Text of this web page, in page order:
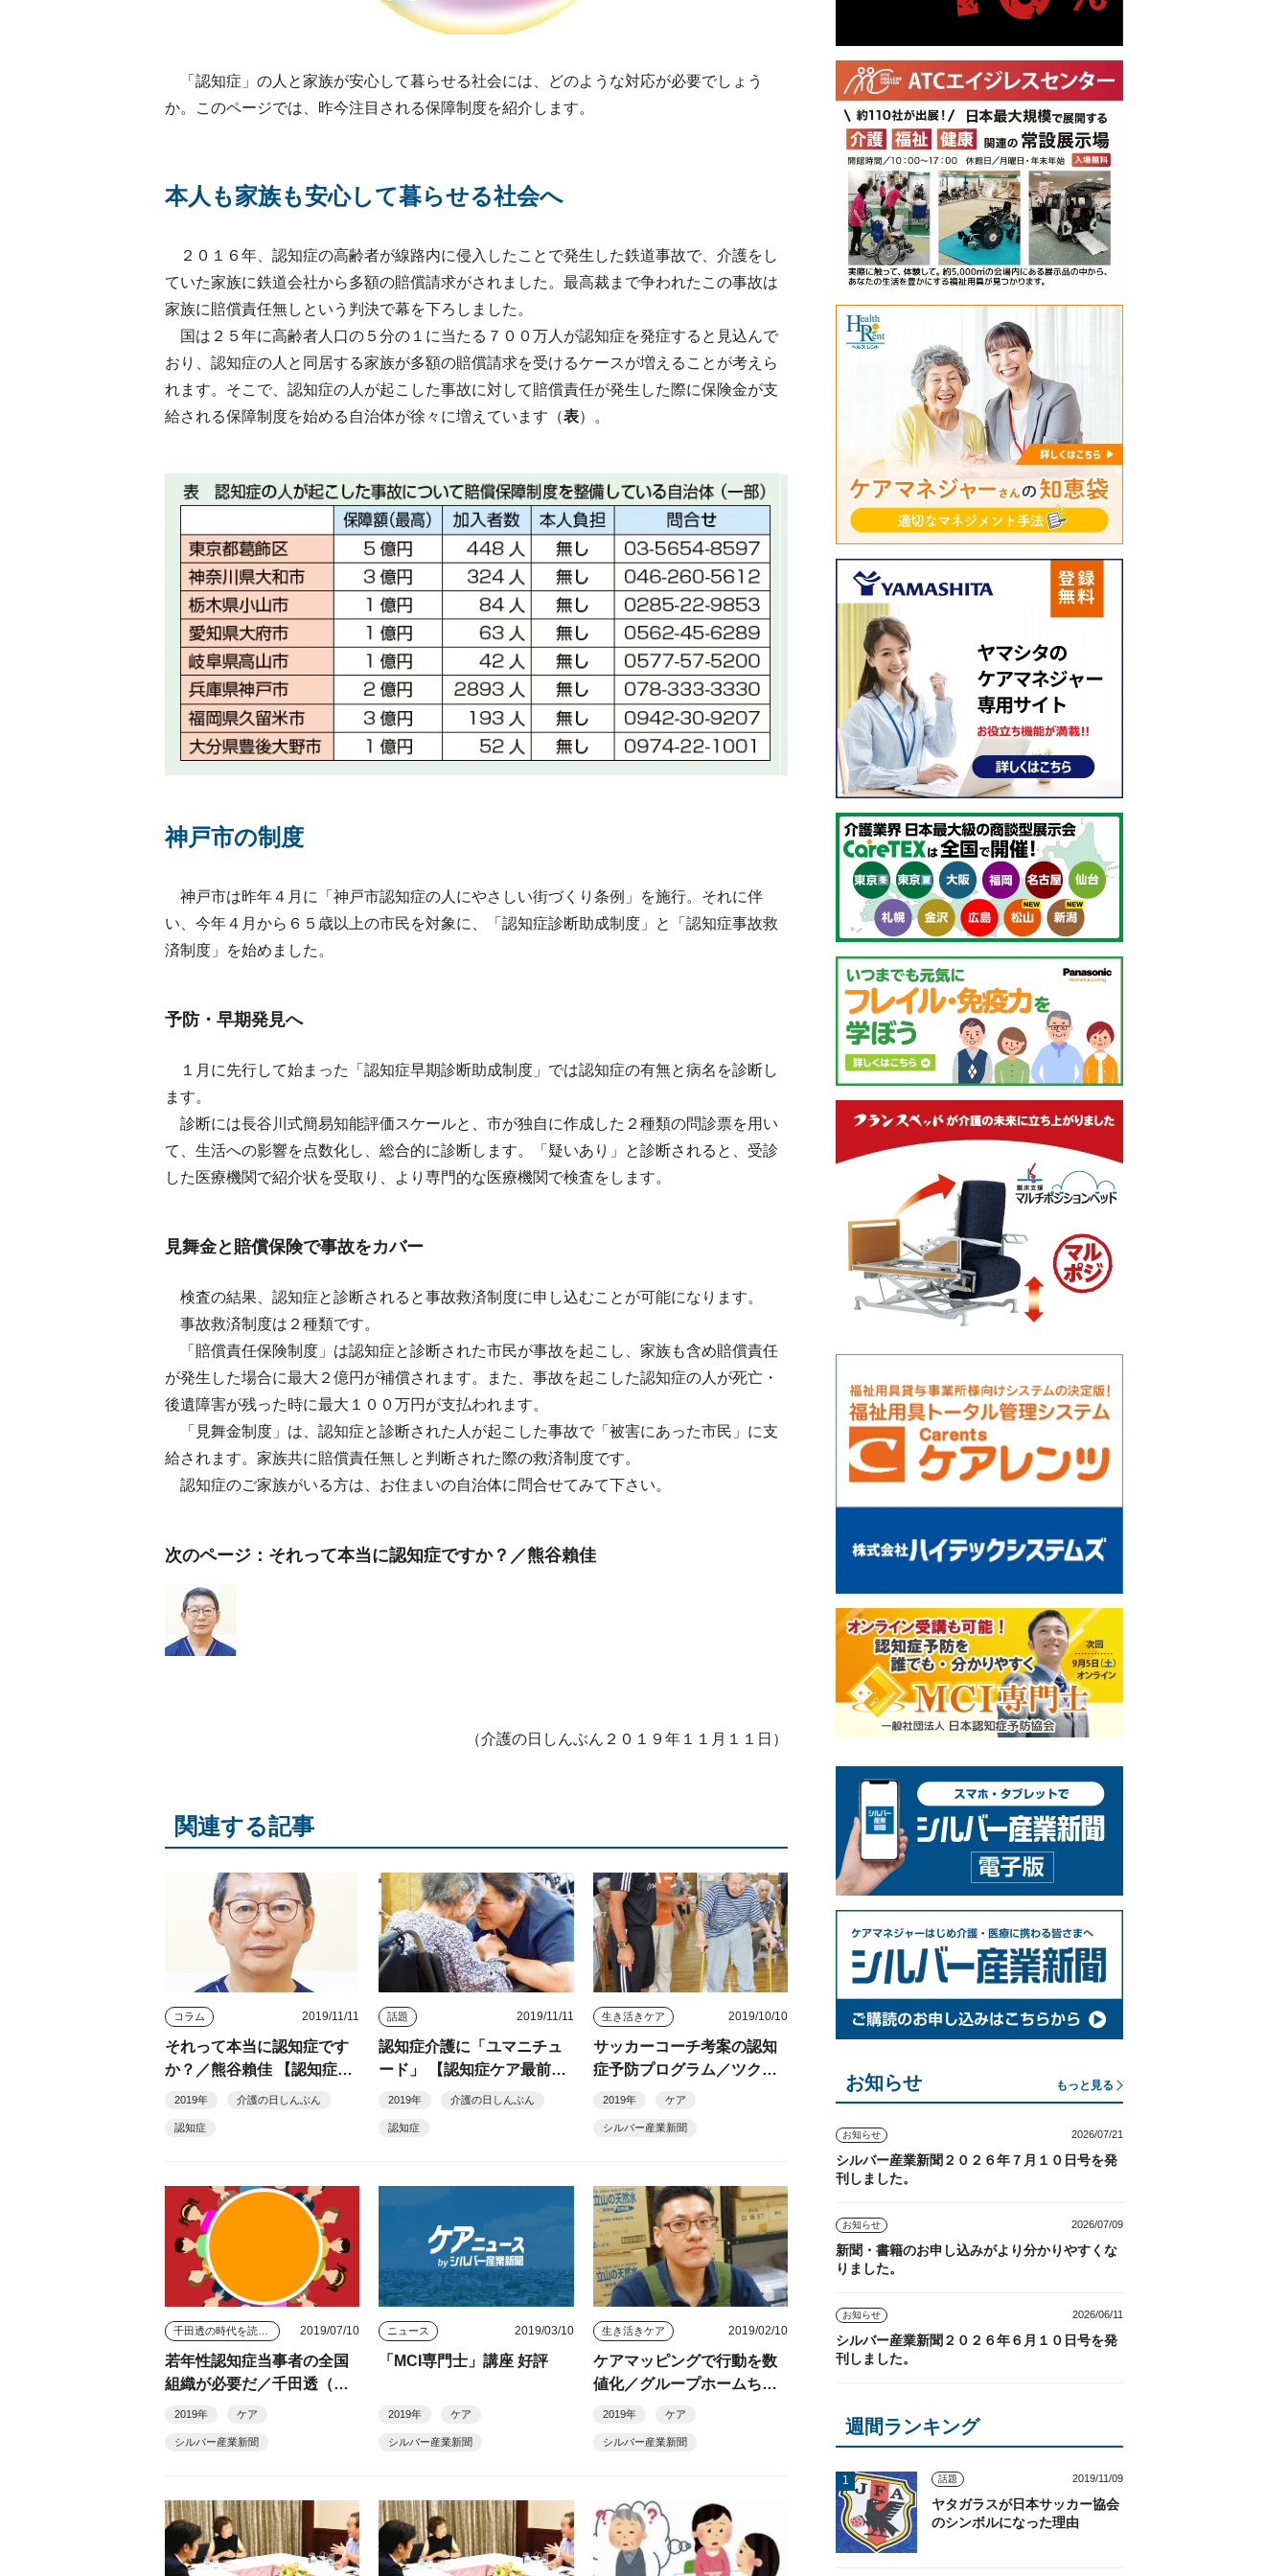
「認知症」の人と家族が安心して暮らせる社会には、どのような対応が必要でしょう
か。このページでは、昨今注目される保障制度を紹介します。
本人も家族も安心して暮らせる社会へ
２０１６年、認知症の高齢者が線路内に侵入したことで発生した鉄道事故で、介護をし
ていた家族に鉄道会社から多額の賠償請求がされました。最高裁まで争われたこの事故は
家族に賠償責任無しという判決で幕を下ろしました。
国は２５年に高齢者人口の５分の１に当たる７００万人が認知症を発症すると見込んで
おり、認知症の人と同居する家族が多額の賠償請求を受けるケースが増えることが考えら
れます。そこで、認知症の人が起こした事故に対して賠償責任が発生した際に保険金が支
給される保障制度を始める自治体が徐々に増えています（表）。
神戸市の制度
神戸市は昨年４月に「神戸市認知症の人にやさしい街づくり条例」を施行。それに伴
い、今年４月から６５歳以上の市民を対象に、「認知症診断助成制度」と「認知症事故救
済制度」を始めました。
予防・早期発見へ
１月に先行して始まった「認知症早期診断助成制度」では認知症の有無と病名を診断し
ます。
診断には長谷川式簡易知能評価スケールと、市が独自に作成した２種類の問診票を用い
て、生活への影響を点数化し、総合的に診断します。「疑いあり」と診断されると、受診
した医療機関で紹介状を受取り、より専門的な医療機関で検査をします。
見舞金と賠償保険で事故をカバー
検査の結果、認知症と診断されると事故救済制度に申し込むことが可能になります。
事故救済制度は２種類です。
「賠償責任保険制度」は認知症と診断された市民が事故を起こし、家族も含め賠償責任
が発生した場合に最大２億円が補償されます。また、事故を起こした認知症の人が死亡・
後遺障害が残った時に最大１００万円が支払われます。
「見舞金制度」は、認知症と診断された人が起こした事故で「被害にあった市民」に支
給されます。家族共に賠償責任無しと判断された際の救済制度です。
認知症のご家族がいる方は、お住まいの自治体に問合せてみて下さい。
次のページ：それって本当に認知症ですか？／熊谷賴佳
（介護の日しんぶん２０１９年１１月１１日）
関連する記事
コラム 2019/11/11
それって本当に認知症です
か？／熊谷賴佳 【認知症ケ
ア最前線 ３】
2019年 介護の日しんぶん
認知症
話題 2019/11/11
認知症介護に「ユマニチュ
ード」 【認知症ケア最前線
１】
2019年 介護の日しんぶん
認知症
生き活きケア 2019/10/10
サッカーコーチ考案の認知
症予防プログラム／ツクイ
横浜中田デイサービス （横
2019年 ケア
シルバー産業新聞
2019/07/10
若年性認知症当事者の全国
組織が必要だ／千田透（連
載７１）
2019年 ケア
シルバー産業新聞
ニュース 2019/03/10
「MCI専門士」講座 好評
2019年 ケア
シルバー産業新聞
生き活きケア 2019/02/10
ケアマッピングで行動を数
値化／グループホームちゃ
んと（横浜市）
2019年 ケア
シルバー産業新聞
お知らせ もっと見る
お知らせ 2026/07/21
シルバー産業新聞２０２６年７月１０日号を発
刊しました。
お知らせ 2026/07/09
新聞・書籍のお申し込みがより分かりやすくな
りました。
お知らせ 2026/06/11
シルバー産業新聞２０２６年６月１０日号を発
刊しました。
週間ランキング
話題 2019/11/09
ヤタガラスが日本サッカー協会
のシンボルになった理由